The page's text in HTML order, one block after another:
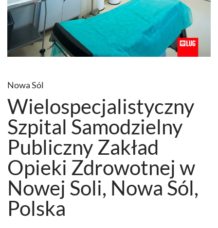
Nowa Sól
Wielospecjalistyczny
Szpital Samodzielny
Publiczny Zakład
Opieki Zdrowotnej w
Nowej Soli, Nowa Sól,
Polska